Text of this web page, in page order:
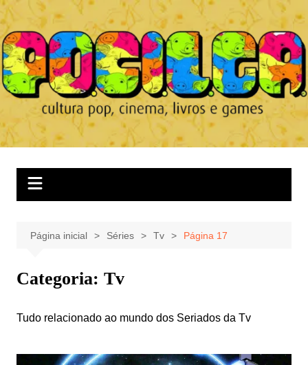
Ir
para
o
conteúdo
Página inicial Séries Tv Página 17
Categoria: Tv
Tudo relacionado ao mundo dos Seriados da Tv